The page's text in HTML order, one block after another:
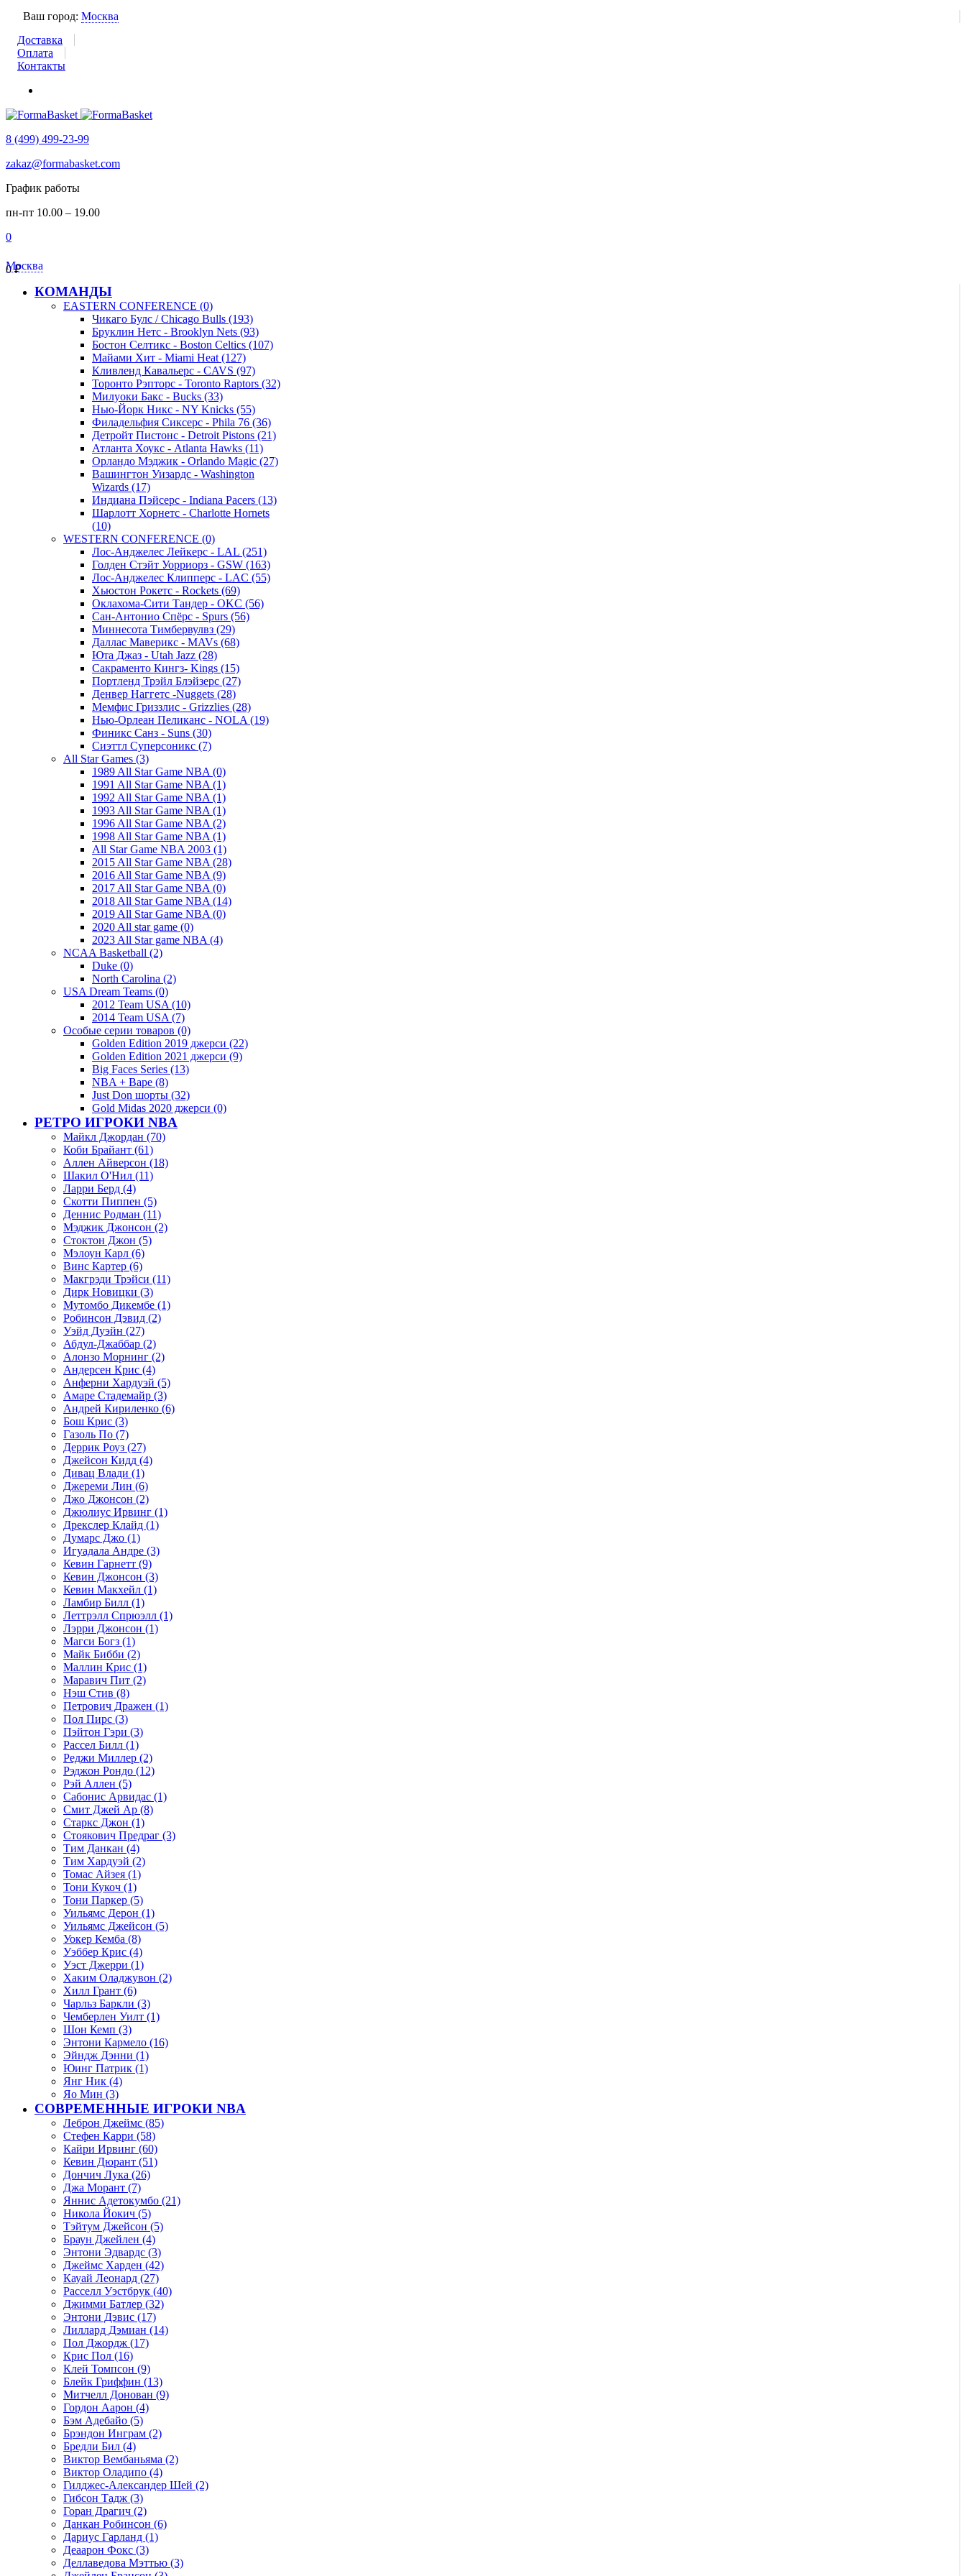
Ваш город: Москва
Доставка
Оплата
Контакты
8 (499) 499-23-99
zakaz@formabasket.com
График работы
пн-пт 10.00 – 19.00
0
0₽
Москва
КОМАНДЫ
EASTERN CONFERENCE (0)
Чикаго Булс / Chicago Bulls (193)
Бруклин Нетс - Brooklyn Nets (93)
Бостон Селтикс - Boston Celtics (107)
Майами Хит - Miami Heat (127)
Кливленд Кавальерс - CAVS (97)
Торонто Рэпторс - Toronto Raptors (32)
Милуоки Бакс - Bucks (33)
Нью-Йорк Никс - NY Knicks (55)
Филадельфия Сиксерс - Phila 76 (36)
Детройт Пистонс - Detroit Pistons (21)
Атланта Хоукс - Atlanta Hawks (11)
Орландо Мэджик - Orlando Magic (27)
Вашингтон Уизардс - Washington
Wizards (17)
Индиана Пэйсерс - Indiana Pacers (13)
Шарлотт Хорнетс - Charlotte Hornets
(10)
WESTERN CONFERENCE (0)
Лос-Анджелес Лейкерс - LAL (251)
Голден Стэйт Уорриорз - GSW (163)
Лос-Анджелес Клипперс - LAC (55)
Хьюстон Рокетс - Rockets (69)
Оклахома-Сити Тандер - OKC (56)
Сан-Антонио Спёрс - Spurs (56)
Миннесота Тимбервулвз (29)
Даллас Маверикс - MAVs (68)
Юта Джаз - Utah Jazz (28)
Сакраменто Кингз- Kings (15)
Портленд Трэйл Блэйзерс (27)
Денвер Наггетс -Nuggets (28)
Мемфис Гриззлис - Grizzlies (28)
Нью-Орлеан Пеликанс - NOLA (19)
Финикс Санз - Suns (30)
Сиэттл Суперсоникс (7)
All Star Games (3)
1989 All Star Game NBA (0)
1991 All Star Game NBA (1)
1992 All Star Game NBA (1)
1993 All Star Game NBA (1)
1996 All Star Game NBA (2)
1998 All Star Game NBA (1)
All Star Game NBA 2003 (1)
2015 All Star Game NBA (28)
2016 All Star Game NBA (9)
2017 All Star Game NBA (0)
2018 All Star Game NBA (14)
2019 All Star Game NBA (0)
2020 All star game (0)
2023 All Star game NBA (4)
NCAA Basketball (2)
Duke (0)
North Carolina (2)
USA Dream Teams (0)
2012 Team USA (10)
2014 Team USA (7)
Особые серии товаров (0)
Golden Edition 2019 джерси (22)
Golden Edition 2021 джерси (9)
Big Faces Series (13)
NBA + Bape (8)
Just Don шорты (32)
Gold Midas 2020 джерси (0)
РЕТРО ИГРОКИ NBA
Майкл Джордан (70)
Коби Брайант (61)
Аллен Айверсон (18)
Шакил О'Нил (11)
Ларри Берд (4)
Скотти Пиппен (5)
Деннис Родман (11)
Мэджик Джонсон (2)
Стоктон Джон (5)
Мэлоун Карл (6)
Винс Картер (6)
Макгрэди Трэйси (11)
Дирк Новицки (3)
Мутомбо Дикембе (1)
Робинсон Дэвид (2)
Уэйд Дуэйн (27)
Абдул-Джаббар (2)
Алонзо Морнинг (2)
Андерсен Крис (4)
Анферни Xардуэй (5)
Амаре Стадемайр (3)
Андрей Кириленко (6)
Бош Крис (3)
Газоль По (7)
Деррик Роуз (27)
Джейсон Кидд (4)
Дивац Влади (1)
Джереми Лин (6)
Джо Джонсон (2)
Джюлиус Ирвинг (1)
Дрекслер Клайд (1)
Думарс Джо (1)
Игуадала Андре (3)
Кевин Гарнетт (9)
Кевин Джонсон (3)
Кевин Макхейл (1)
Ламбир Билл (1)
Леттрэлл Спрюэлл (1)
Лэрри Джонсон (1)
Магси Богз (1)
Майк Бибби (2)
Маллин Крис (1)
Маравич Пит (2)
Нэш Стив (8)
Петрович Дражен (1)
Пол Пирс (3)
Пэйтон Гэри (3)
Рассел Билл (1)
Реджи Миллер (2)
Рэджон Рондо (12)
Рэй Аллен (5)
Сабонис Арвидас (1)
Смит Джей Ар (8)
Старкс Джон (1)
Стоякович Предраг (3)
Тим Данкан (4)
Тим Хардуэй (2)
Томас Айзея (1)
Тони Кукоч (1)
Тони Паркер (5)
Уильямс Дерон (1)
Уильямс Джейсон (5)
Уокер Кемба (8)
Уэббер Крис (4)
Уэст Джерри (1)
Хаким Оладжувон (2)
Хилл Грант (6)
Чарльз Баркли (3)
Чемберлен Уилт (1)
Шон Кемп (3)
Энтони Кармело (16)
Эйндж Дэнни (1)
Юинг Патрик (1)
Янг Ник (4)
Яо Мин (3)
СОВРЕМЕННЫЕ ИГРОКИ NBA
Леброн Джеймс (85)
Стефен Карри (58)
Кайри Ирвинг (60)
Кевин Дюрант (51)
Дончич Лука (26)
Джа Морант (7)
Яннис Адетокумбо (21)
Никола Йокич (5)
Тэйтум Джейсон (5)
Браун Джейлен (4)
Энтони Эдвардс (3)
Джеймс Харден (42)
Кауай Леонард (27)
Расселл Уэстбрук (40)
Джимми Батлер (32)
Энтони Дэвис (17)
Лиллард Дэмиан (14)
Пол Джордж (17)
Крис Пол (16)
Клей Томпсон (9)
Блейк Гриффин (13)
Митчелл Донован (9)
Гордон Аарон (4)
Бэм Адебайо (5)
Брэндон Инграм (2)
Бредли Бил (4)
Виктор Вембаньяма (2)
Виктор Оладипо (4)
Гилджес-Александер Шей (2)
Гибсон Тадж (3)
Горан Драгич (2)
Данкан Робинсон (6)
Дариус Гарланд (1)
Деаарон Фокс (3)
Деллаведова Мэттью (3)